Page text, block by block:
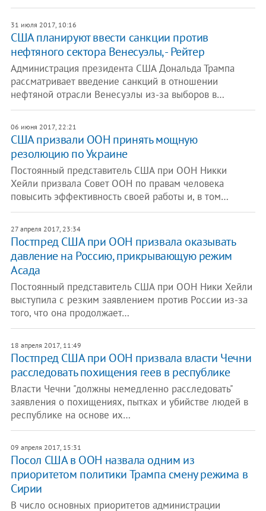
31 июля 2017, 10:16
США планируют ввести санкции против
нефтяного сектора Венесуэлы, - Рейтер
Администрация президента США Дональда Трампа
рассматривает введение санкций в отношении
нефтяной отрасли Венесуэлы из-за выборов в…
06 июня 2017, 22:21
США призвали ООН принять мощную
резолюцию по Украине
Постоянный представитель США при ООН Никки
Хейли призвала Совет ООН по правам человека
повысить эффективность своей работы и, в том…
27 апреля 2017, 23:34
Постпред США при ООН призвала оказывать
давление на Россию, прикрывающую режим
Асада
Постоянный представитель США при ООН Ники Хейли
выступила с резким заявлением против России из-за
того, что она продолжает…
18 апреля 2017, 11:49
Постпред США при ООН призвала власти Чечни
расследовать похищения геев в республике
Власти Чечни "должны немедленно расследовать"
заявления о похищениях, пытках и убийстве людей в
республике на основе их…
09 апреля 2017, 15:31
​Посол США в ООН назвала одним из
приоритетом политики Трампа смену режима в
Сирии
В число основных приоритетов администрации